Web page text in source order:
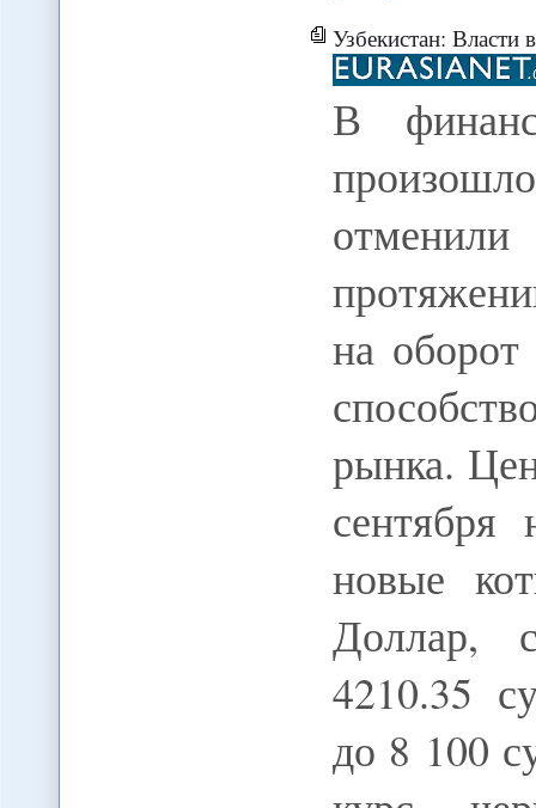
Узбекистан:
В
на
рынка.
сентября
новые
Доллар,
4210.35
до 8 100